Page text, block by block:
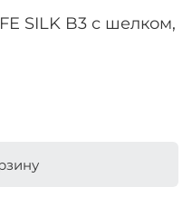
SILK B3 с шелком,